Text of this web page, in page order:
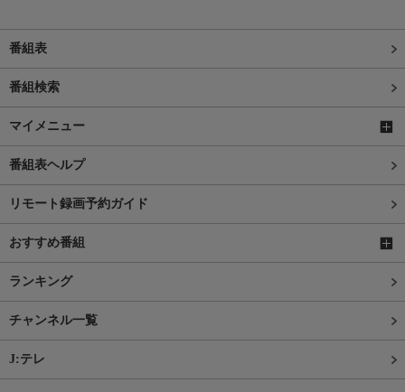
番組表
番組検索
マイメニュー
番組表ヘルプ
リモート録画予約ガイド
おすすめ番組
ランキング
チャンネル一覧
J:テレ